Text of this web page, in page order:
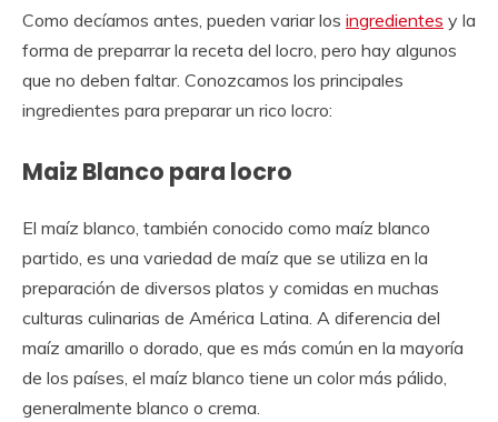
Como decíamos antes, pueden variar los ingredientes y la
forma de preparrar la receta del locro, pero hay algunos
que no deben faltar. Conozcamos los principales
ingredientes para preparar un rico locro:
Maiz Blanco para locro
El maíz blanco, también conocido como maíz blanco
partido, es una variedad de maíz que se utiliza en la
preparación de diversos platos y comidas en muchas
culturas culinarias de América Latina. A diferencia del
maíz amarillo o dorado, que es más común en la mayoría
de los países, el maíz blanco tiene un color más pálido,
generalmente blanco o crema.